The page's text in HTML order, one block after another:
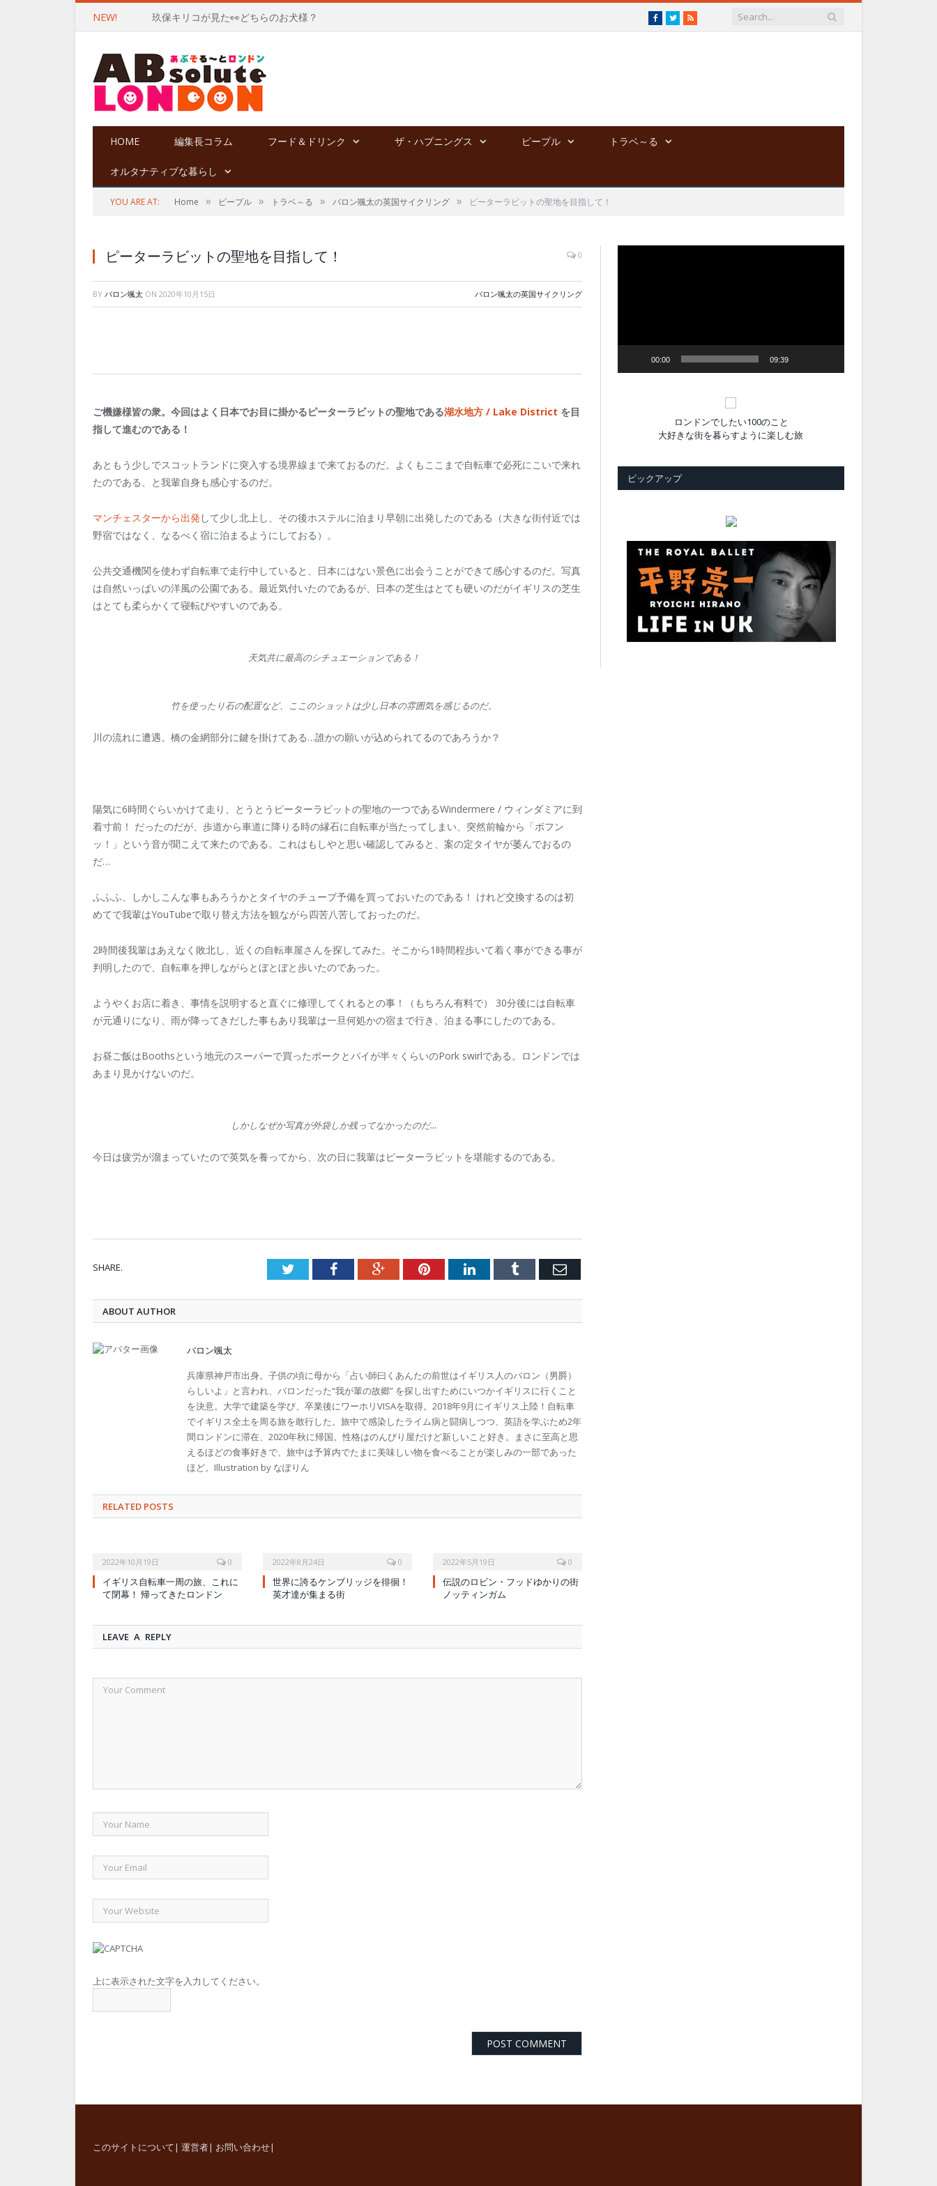
NEW! 玖保キリコが見た👀どちらのお犬様？ Facebook
TwitterRSS
HOME 編集長コラム フード＆ドリンク ザ・ハプニングス ピープル トラベ～る
オルタナティブな暮らし
YOU ARE AT: Home » ピープル » トラベ～る » バロン颯太の英国サイクリング » ピーターラビットの聖地を目指して！
ピーターラビットの聖地を目指して！ 0
BY バロン颯太 ON 2020年10月15日 バロン颯太の英国サイクリング
ご機嫌様皆の衆。今回はよく日本でお目に掛かるピーターラビットの聖地である湖水地方 / Lake District を目
指して進むのである！
あともう少しでスコットランドに突入する境界線まで来ておるのだ。よくもここまで自転車で必死にこいで来れ
たのである、と我輩自身も感心するのだ。
マンチェスターから出発 して少し北上し、その後ホステルに泊まり早朝に出発したのである（大きな街付近では
野宿ではなく、なるべく宿に泊まるようにしておる）。
公共交通機関を使わず自転車で走行中していると、日本にはない景色に出会うことができて感心するのだ。写真
は自然いっぱいの洋風の公園である。最近気付いたのであるが、日本の芝生はとても硬いのだがイギリスの芝生
はとても柔らかくて寝転びやすいのである。
天気共に最高のシチュエーションである！
竹を使ったり石の配置など、ここのショットは少し日本の雰囲気を感じるのだ。
川の流れに遭遇。橋の金網部分に鍵を掛けてある…誰かの願いが込められてるのであろうか？
陽気に6時間ぐらいかけて走り、とうとうピーターラビットの聖地の一つであるWindermere / ウィンダミアに到
着寸前！ だったのだが、歩道から車道に降りる時の縁石に自転車が当たってしまい、突然前輪から「ボフン
ッ！」という音が聞こえて来たのである。これはもしやと思い確認してみると、案の定タイヤが萎んでおるの
だ…
ふふふ、しかしこんな事もあろうかとタイヤのチューブ予備を買っておいたのである！ けれど交換するのは初
めてで我輩はYouTubeで取り替え方法を観ながら四苦八苦しておったのだ。
2時間後我輩はあえなく敗北し、近くの自転車屋さんを探してみた。そこから1時間程歩いて着く事ができる事が
判明したので、自転車を押しながらとぼとぼと歩いたのであった。
ようやくお店に着き、事情を説明すると直ぐに修理してくれるとの事！（もちろん有料で） 30分後には自転車
が元通りになり、雨が降ってきだした事もあり我輩は一旦何処かの宿まで行き、泊まる事にしたのである。
お昼ご飯はBoothsという地元のスーパーで買ったポークとパイが半々くらいのPork swirlである。ロンドンでは
あまり見かけないのだ。
しかしなぜか写真が外袋しか残ってなかったのだ…
今日は疲労が溜まっていたので英気を養ってから、次の日に我輩はピーターラビットを堪能するのである。
SHARE. TwitterFacebookGoogle+PinterestLinkedInTumblr Email
ABOUT AUTHOR
バロン颯太
兵庫県神戸市出身。子供の頃に母から「占い師曰くあんたの前世はイギリス人のバロン（男爵）
らしいよ」と言われ、バロンだった“我が輩の故郷” を探し出すためにいつかイギリスに行くこと
を決意。大学で建築を学び、卒業後にワーホリVISAを取得。2018年9月にイギリス上陸！自転車
でイギリス全土を周る旅を敢行した。旅中で感染したライム病と闘病しつつ、英語を学ぶため2年
間ロンドンに滞在、2020年秋に帰国。性格はのんびり屋だけど新しいこと好き。まさに至高と思
えるほどの食事好きで、旅中は予算内でたまに美味しい物を食べることが楽しみの一部であった
ほど。Illustration by なぽりん
RELATED POSTS
2022年10月19日 0
イギリス自転車一周の旅、これに
て閉幕！ 帰ってきたロンドン
2022年8月24日 0
世界に誇るケンブリッジを徘徊！
英才達が集まる街
2022年5月19日 0
伝説のロビン・フッドゆかりの街
ノッティンガム
LEAVE A REPLY
上に表示された文字を入力してください。
00:00 09:39
ロンドンでしたい100のこと
大好きな街を暮らすように楽しむ旅
ピックアップ
このサイトについて| 運営者| お問い合わせ|